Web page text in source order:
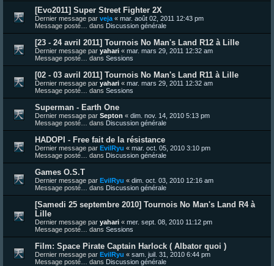
[Evo2011] Super Street Fighter 2X
Dernier message par veja « mar. août 02, 2011 12:43 pm
Message posté… dans Discussion générale
[23 - 24 avril 2011] Tournois No Man's Land R12 à Lille
Dernier message par yahari « mar. mars 29, 2011 12:32 am
Message posté… dans Sessions
[02 - 03 avril 2011] Tournois No Man's Land R11 à Lille
Dernier message par yahari « mar. mars 29, 2011 12:32 am
Message posté… dans Sessions
Superman - Earth One
Dernier message par Septon « dim. nov. 14, 2010 5:13 pm
Message posté… dans Discussion générale
HADOPI - Free fait de la résistance
Dernier message par EvilRyu « mar. oct. 05, 2010 3:10 pm
Message posté… dans Discussion générale
Games O.S.T
Dernier message par EvilRyu « dim. oct. 03, 2010 12:16 am
Message posté… dans Discussion générale
[Samedi 25 septembre 2010] Tournois No Man's Land R4 à
Lille
Dernier message par yahari « mer. sept. 08, 2010 11:12 pm
Message posté… dans Sessions
Film: Space Pirate Captain Harlock ( Albator quoi )
Dernier message par EvilRyu « sam. juil. 31, 2010 6:44 pm
Message posté… dans Discussion générale